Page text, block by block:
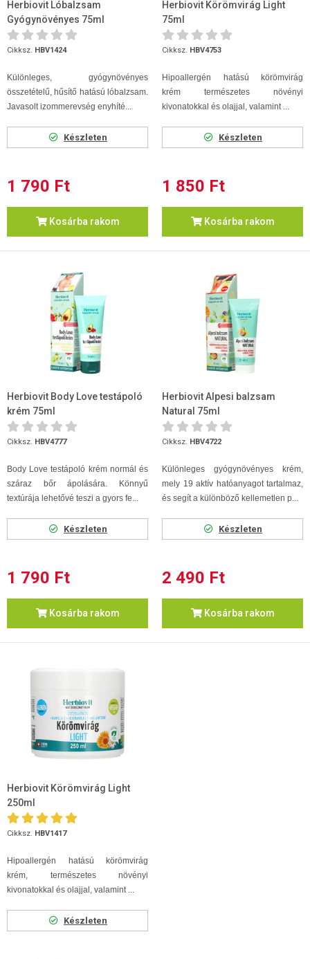
Herbiovit Lóbalzsam
Gyógynövényes 75ml
Cikksz. HBV1424
Különleges, gyógynövényes
összetételű, hűsítő hatású lóbalzsam.
Javasolt izommerevség enyhíté...
Készleten
1 790 Ft
Kosárba rakom
Herbiovit Körömvirág Light
75ml
Cikksz. HBV4753
Hipoallergén hatású körömvirág
krém természetes növényi
kivonatokkal és olajjal, valamint ...
Készleten
1 850 Ft
Kosárba rakom
Herbiovit Body Love testápoló
krém 75ml
Cikksz. HBV4777
Body Love testápoló krém normál és
száraz bőr ápolására. Könnyű
textúrája lehetővé teszi a gyors fe...
Készleten
1 790 Ft
Kosárba rakom
Herbiovit Alpesi balzsam
Natural 75ml
Cikksz. HBV4722
Különleges gyógynövényes krém,
mely 19 aktív hatóanyagot tartalmaz,
és segít a különböző kellemetlen p...
Készleten
2 490 Ft
Kosárba rakom
Herbiovit Körömvirág Light
250ml
Cikksz. HBV1417
Hipoallergén hatású körömvirág
krém, természetes növényi
kivonatokkal és olajjal, valamint ...
Készleten